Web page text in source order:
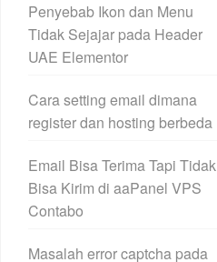
Penyebab Ikon dan Menu
Tidak Sejajar pada Header
UAE Elementor
Cara setting email dimana
register dan hosting berbeda
Email Bisa Terima Tapi Tidak
Bisa Kirim di aaPanel VPS
Contabo
Masalah error captcha pada